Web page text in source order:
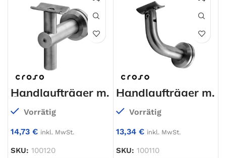
TYP Handlaufträger
ANSCHLUSS 1 Ø42,4mm
AUSFÜHRUNG
Glasmontage
Handlaufträger
ANSCHLUSS 1 Ø42,4mm
ANSCHLUSS 2
zur
Handlaufträger m.
Gelenk
Vorrätig
14,73 € inkl. MwSt.
SKU: 100120
Handlaufträger m.
Gelenk
Vorrätig
13,34 € inkl. MwSt.
SKU: 100110